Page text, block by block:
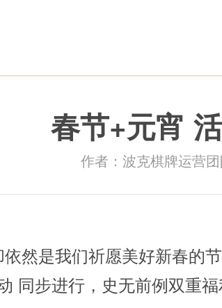
官
兑
春节+元宵
作者：波克棋牌运营
是我们祈愿美好新春的
步进行，史无前例双重福